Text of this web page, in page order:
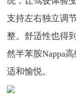
支持左右独立调
整。舒适性也得
然半苯胺Nappa
适和愉悦。